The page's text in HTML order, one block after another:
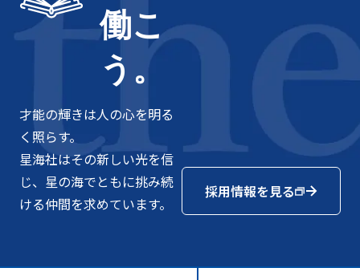
働こ
う。
才能の輝きは人の心を明る
く照らす。
星海社はその新しい光を信
じ、星の海でともに挑み続
ける仲間を求めています。
採用情報を見る